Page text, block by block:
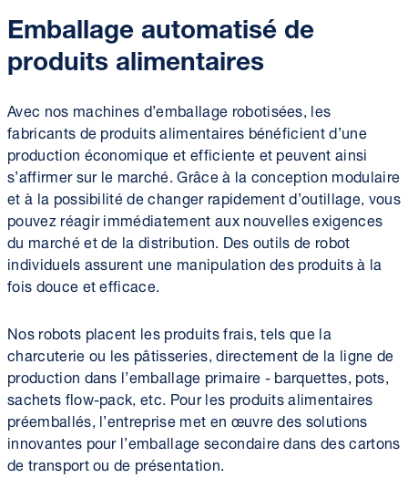
Emballage automatisé de
produits alimentaires
Avec nos machines d’emballage robotisées, les
fabricants de produits alimentaires bénéficient d’une
production économique et efficiente et peuvent ainsi
s’affirmer sur le marché. Grâce à la conception modulaire
et à la possibilité de changer rapidement d’outillage, vous
pouvez réagir immédiatement aux nouvelles exigences
du marché et de la distribution. Des outils de robot
individuels assurent une manipulation des produits à la
fois douce et efficace.
Nos robots placent les produits frais, tels que la
charcuterie ou les pâtisseries, directement de la ligne de
production dans l’emballage primaire - barquettes, pots,
sachets flow-pack, etc. Pour les produits alimentaires
préemballés, l’entreprise met en œuvre des solutions
innovantes pour l’emballage secondaire dans des cartons
de transport ou de présentation.